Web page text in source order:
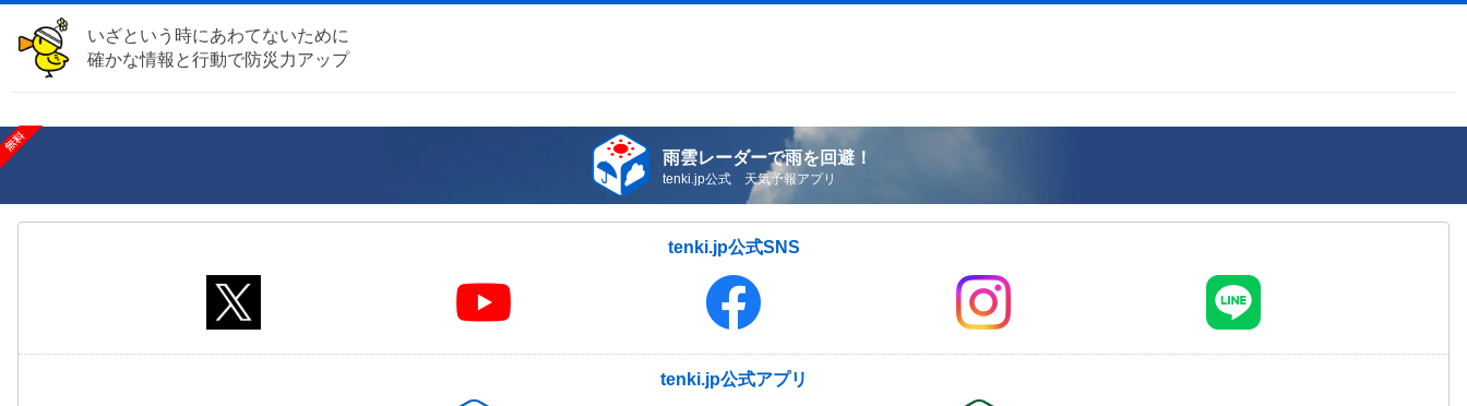
いざという時にあわてないために
確かな情報と行動で防災力アップ
雨雲レーダーで雨を回避！
tenki.jp公式 天気予報アプリ
tenki.jp公式SNS
tenki.jp公式アプリ